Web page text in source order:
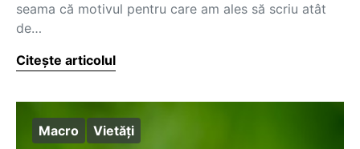
seama că motivul pentru care am ales să scriu atât
de…
Citește articolul
Macro Vietăţi